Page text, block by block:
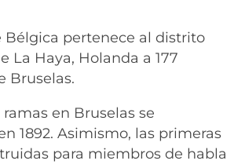
pertenece al distrito
La Haya, Holanda a 177
Bruselas.
en Bruselas se
1892. Asimismo, las primeras
para miembros de habla